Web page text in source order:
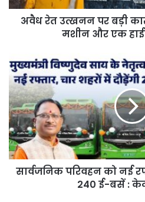
चैन
माउंटेन
हाईवा
वाहन
जब्त
अवैध रेत उत्खनन पर बड़ी
मशीन और एक
सार्वजनिक
परिवहन
को
नई
रफ्तार,
चार
शहरों
में
दौड़ेंगी
240
सार्वजनिक परिवहन को नई
240 ई-बसें :